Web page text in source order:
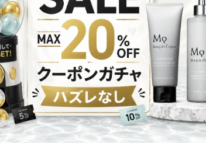
SHAMPO
ヘアケア
SCALP CARE TREATME
NT